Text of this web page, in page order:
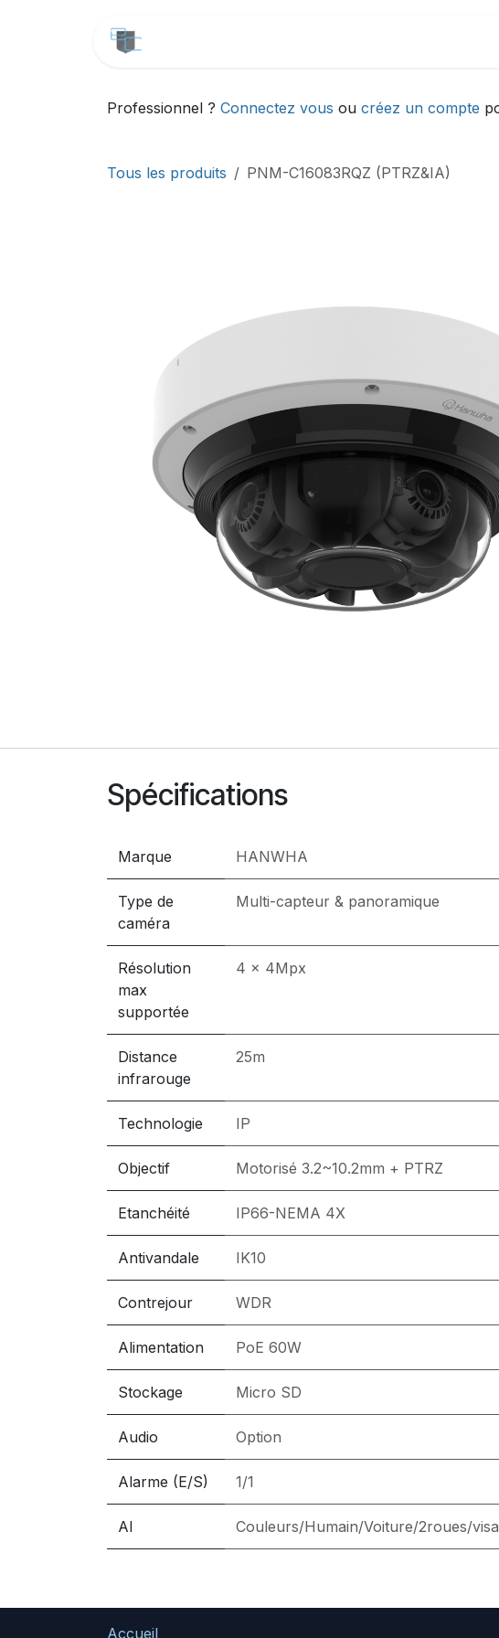
Professionnel ? Connectez vous ou créez un compte
Tous les produits PNM-C16083RQZ (PTRZ&IA)
Spécifications
Marque HANWHA
Type de
caméra
Multi-capteur & panoramique
Résolution
max
supportée
4 x 4Mpx
Distance
infrarouge
25m
Technologie IP
Objectif Motorisé 3.2~10.2mm + PTRZ
Etanchéité IP66-NEMA 4X
Antivandale IK10
Contrejour WDR
Alimentation PoE 60W
Stockage Micro SD
Audio Option
Alarme (E/S) 1/1
AI Couleurs/Humain/Voiture/2roues/
Accueil